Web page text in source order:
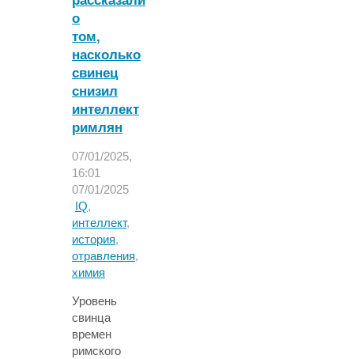
измерения?
Что
не
так
тестами
IQ
и
действительно
ли
люди
глупеют"
о
том,
насколько
свинец
снизил
интеллект
римлян
07/01/2025,
16:01
07/01/2025
IQ,
интеллект,
история,
отравления,
химия
Уровень
свинца
времен
римского